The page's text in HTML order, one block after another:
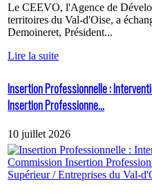
Le CEEVO, l'Agence de
territoires du Val-d'Oise, a
Demoineret, Président...
Lire la suite
Insertion Professionnelle :
Insertion Professionne...
10 juillet 2026